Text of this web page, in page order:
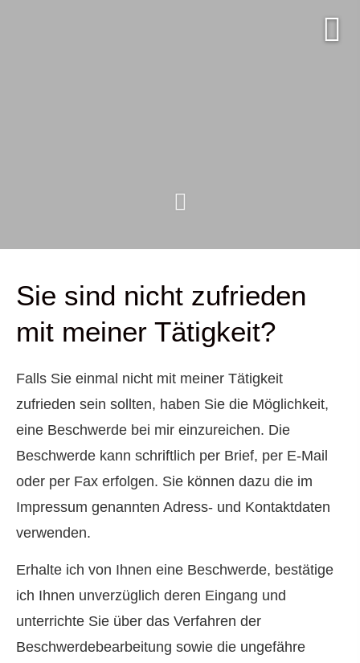
Sie sind nicht zufrieden
mit meiner Tätigkeit?
Falls Sie einmal nicht mit meiner Tätigkeit
zufrieden sein sollten, haben Sie die Möglichkeit,
eine Beschwerde bei mir einzureichen. Die
Beschwerde kann schriftlich per Brief, per E-Mail
oder per Fax erfolgen. Sie können dazu die im
Impressum genannten Adress- und Kontaktdaten
verwenden.
Erhalte ich von Ihnen eine Beschwerde, bestätige
ich Ihnen unverzüglich deren Eingang und
unterrichte Sie über das Verfahren der
Beschwerdebearbeitung sowie die ungefähre